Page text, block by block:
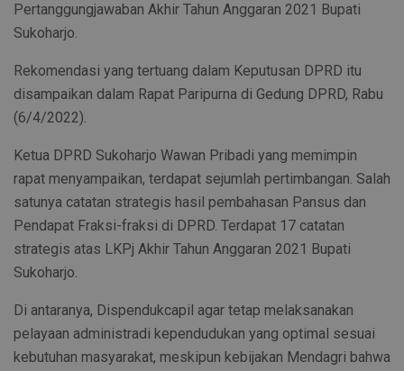
Pertanggungjawaban Akhir Tahun Anggaran 2021 Bupati
Sukoharjo.
Rekomendasi yang tertuang dalam Keputusan DPRD itu
disampaikan dalam Rapat Paripurna di Gedung DPRD, Rabu
(6/4/2022).
Ketua DPRD Sukoharjo Wawan Pribadi yang memimpin
rapat menyampaikan, terdapat sejumlah pertimbangan. Salah
satunya catatan strategis hasil pembahasan Pansus dan
Pendapat Fraksi-fraksi di DPRD. Terdapat 17 catatan
strategis atas LKPj Akhir Tahun Anggaran 2021 Bupati
Sukoharjo.
Di antaranya, Dispendukcapil agar tetap melaksanakan
pelayaan administradi kependudukan yang optimal sesuai
kebutuhan masyarakat, meskipun kebijakan Mendagri bahwa